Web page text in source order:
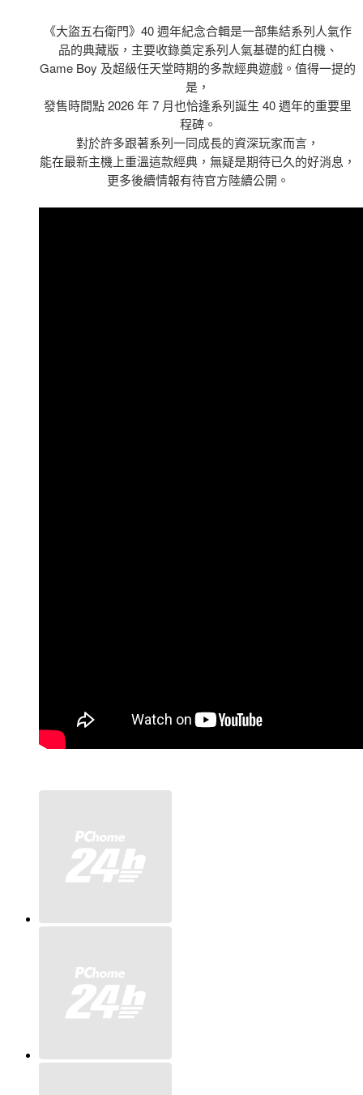
《大盜五右衛門》40 週年紀念合輯是一部集結系列人氣作
品的典藏版，主要收錄奠定系列人氣基礎的紅白機、
Game Boy 及超級任天堂時期的多款經典遊戲。值得一提的
是，
發售時間點 2026 年 7 月也恰逢系列誕生 40 週年的重要里
程碑。
對於許多跟著系列一同成長的資深玩家而言，
能在最新主機上重溫這款經典，無疑是期待已久的好消息，
更多後續情報有待官方陸續公開。